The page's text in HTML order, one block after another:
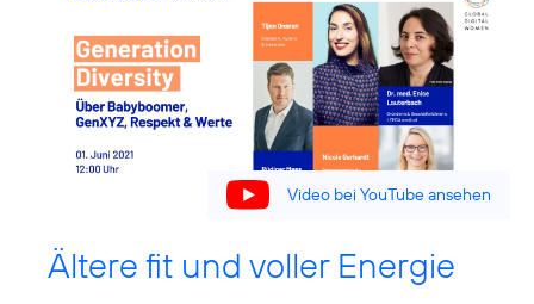
Video bei YouTube ansehen
Ältere fit und voller Energie